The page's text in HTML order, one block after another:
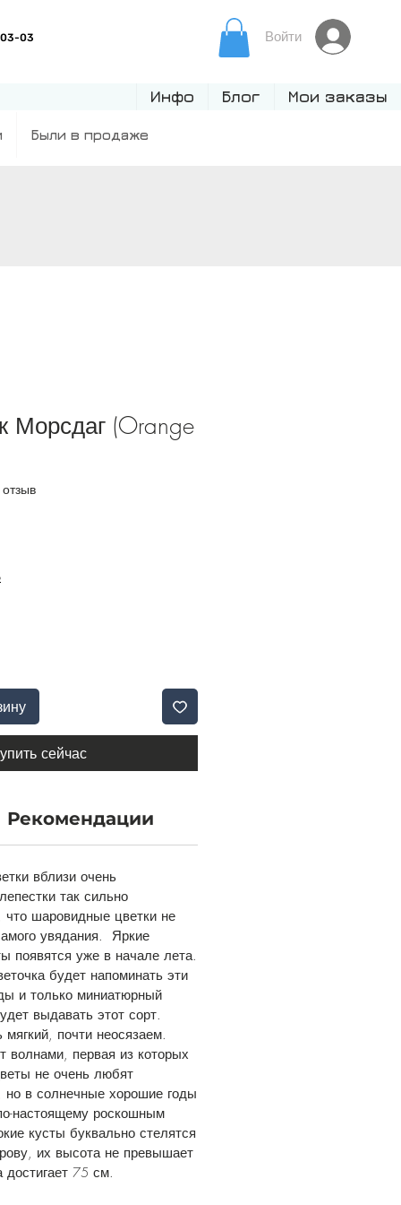
Войти
Инфо Блог Мои заказы
Были в продаже
Морсдаг (Orange
на основе 1 отзыва
сейчас
Рекомендации
вблизи очень
так сильно
что шаровидные цветки не
увядания. Яркие
появятся уже в начале лета.
будет напоминать эти
и только миниатюрный
выдавать этот сорт.
почти неосязаем.
волнами, первая из которых
не очень любят
в солнечные хорошие годы
настоящему роскошным
кусты буквально стелятся
их высота не превышает
75 см.